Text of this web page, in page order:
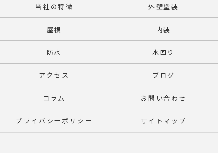
当社の特徴 外壁塗装
屋根 内装
防水 水回り
アクセス ブログ
コラム お問い合わせ
プライバシーポリシー サイトマップ